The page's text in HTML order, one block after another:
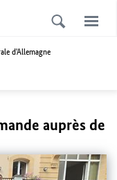
d'Allemagne
auprès de